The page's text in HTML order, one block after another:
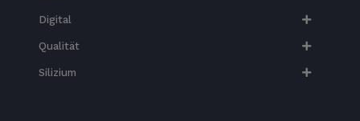
Digital
Qualität
Silizium